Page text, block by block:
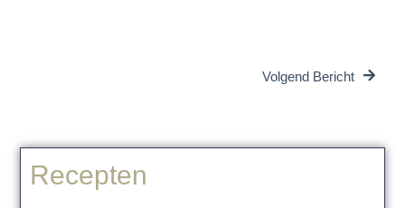
Volgend Bericht
Recepten